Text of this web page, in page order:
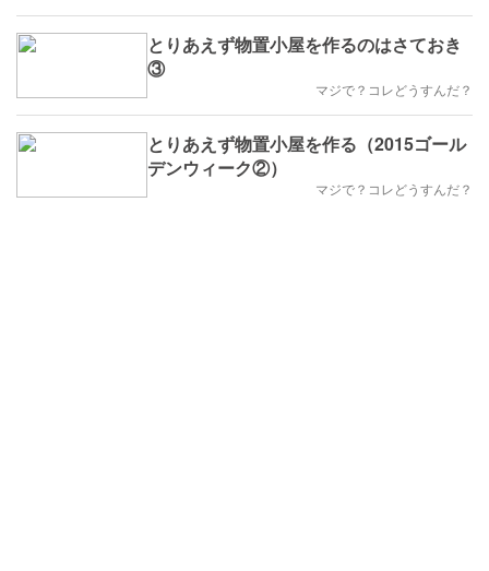
とりあえず物置小屋を作るのはさておき
③
マジで？コレどうすんだ？
とりあえず物置小屋を作る（2015ゴール
デンウィーク②）
マジで？コレどうすんだ？